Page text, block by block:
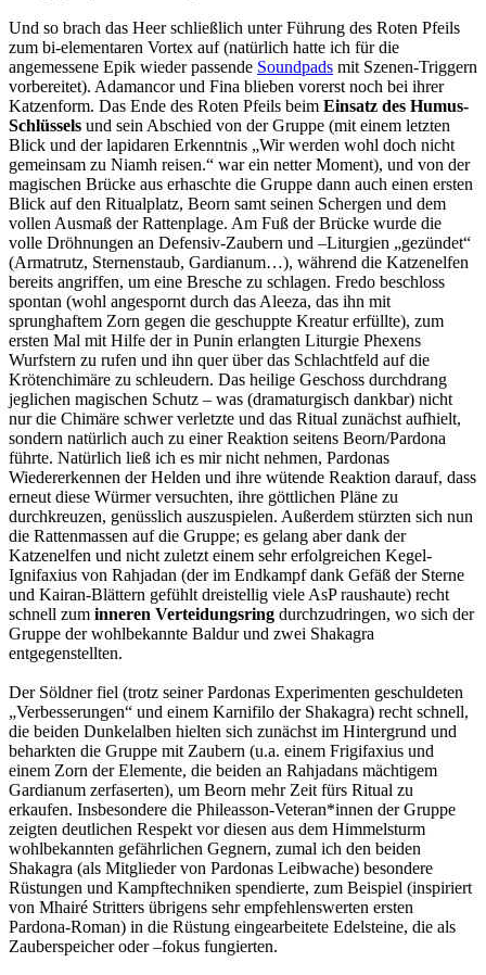
Und so brach das Heer schließlich unter Führung des Roten Pfeils
zum bi-elementaren Vortex auf (natürlich hatte ich für die
angemessene Epik wieder passende Soundpads mit Szenen-Triggern
vorbereitet). Adamancor und Fina blieben vorerst noch bei ihrer
Katzenform. Das Ende des Roten Pfeils beim Einsatz des Humus-
Schlüssels und sein Abschied von der Gruppe (mit einem letzten
Blick und der lapidaren Erkenntnis „Wir werden wohl doch nicht
gemeinsam zu Niamh reisen.“ war ein netter Moment), und von der
magischen Brücke aus erhaschte die Gruppe dann auch einen ersten
Blick auf den Ritualplatz, Beorn samt seinen Schergen und dem
vollen Ausmaß der Rattenplage. Am Fuß der Brücke wurde die
volle Dröhnungen an Defensiv-Zaubern und –Liturgien „gezündet“
(Armatrutz, Sternenstaub, Gardianum…), während die Katzenelfen
bereits angriffen, um eine Bresche zu schlagen. Fredo beschloss
spontan (wohl angespornt durch das Aleeza, das ihn mit
sprunghaftem Zorn gegen die geschuppte Kreatur erfüllte), zum
ersten Mal mit Hilfe der in Punin erlangten Liturgie Phexens
Wurfstern zu rufen und ihn quer über das Schlachtfeld auf die
Krötenchimäre zu schleudern. Das heilige Geschoss durchdrang
jeglichen magischen Schutz – was (dramaturgisch dankbar) nicht
nur die Chimäre schwer verletzte und das Ritual zunächst aufhielt,
sondern natürlich auch zu einer Reaktion seitens Beorn/Pardona
führte. Natürlich ließ ich es mir nicht nehmen, Pardonas
Wiedererkennen der Helden und ihre wütende Reaktion darauf, dass
erneut diese Würmer versuchten, ihre göttlichen Pläne zu
durchkreuzen, genüsslich auszuspielen. Außerdem stürzten sich nun
die Rattenmassen auf die Gruppe; es gelang aber dank der
Katzenelfen und nicht zuletzt einem sehr erfolgreichen Kegel-
Ignifaxius von Rahjadan (der im Endkampf dank Gefäß der Sterne
und Kairan-Blättern gefühlt dreistellig viele AsP raushaute) recht
schnell zum inneren Verteidungsring durchzudringen, wo sich der
Gruppe der wohlbekannte Baldur und zwei Shakagra
entgegenstellten.
Der Söldner fiel (trotz seiner Pardonas Experimenten geschuldeten
„Verbesserungen“ und einem Karnifilo der Shakagra) recht schnell,
die beiden Dunkelalben hielten sich zunächst im Hintergrund und
beharkten die Gruppe mit Zaubern (u.a. einem Frigifaxius und
einem Zorn der Elemente, die beiden an Rahjadans mächtigem
Gardianum zerfaserten), um Beorn mehr Zeit fürs Ritual zu
erkaufen. Insbesondere die Phileasson-Veteran*innen der Gruppe
zeigten deutlichen Respekt vor diesen aus dem Himmelsturm
wohlbekannten gefährlichen Gegnern, zumal ich den beiden
Shakagra (als Mitglieder von Pardonas Leibwache) besondere
Rüstungen und Kampftechniken spendierte, zum Beispiel (inspiriert
von Mhairé Stritters übrigens sehr empfehlenswerten ersten
Pardona-Roman) in die Rüstung eingearbeitete Edelsteine, die als
Zauberspeicher oder –fokus fungierten.